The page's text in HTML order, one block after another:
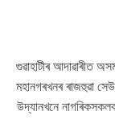
গুৱাহাটীৰ আদাৱাৰীত
মহানগৰখনৰ ৰাজহুৱা
উদ্যানখনে